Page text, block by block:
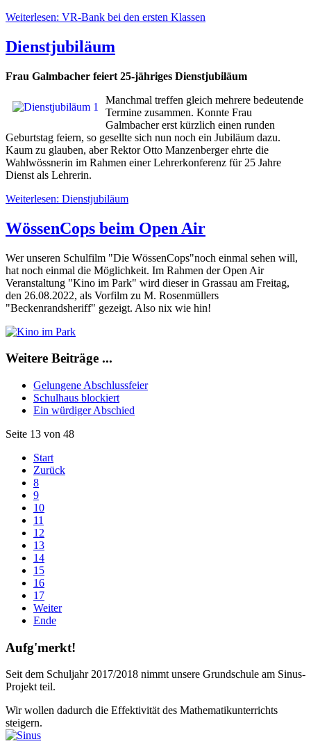
Weiterlesen: VR-Bank bei den ersten Klassen
Dienstjubiläum
Frau Galmbacher feiert 25-jähriges Dienstjubiläum
Manchmal treffen gleich mehrere bedeutende
Termine zusammen. Konnte Frau
Galmbacher erst kürzlich einen runden
Geburtstag feiern, so gesellte sich nun noch ein Jubiläum dazu.
Kaum zu glauben, aber Rektor Otto Manzenberger ehrte die
Wahlwössnerin im Rahmen einer Lehrerkonferenz für 25 Jahre
Dienst als Lehrerin.
Weiterlesen: Dienstjubiläum
WössenCops beim Open Air
Wer unseren Schulfilm "Die WössenCops"noch einmal sehen will,
hat noch einmal die Möglichkeit. Im Rahmen der Open Air
Veranstaltung "Kino im Park" wird dieser in Grassau am Freitag,
den 26.08.2022, als Vorfilm zu M. Rosenmüllers
"Beckenrandsheriff" gezeigt. Also nix wie hin!
Weitere Beiträge ...
Gelungene Abschlussfeier
Schulhaus blockiert
Ein würdiger Abschied
Seite 13 von 48
Start
Zurück
8
9
10
11
12
13
14
15
16
17
Weiter
Ende
Aufg'merkt!
Seit dem Schuljahr 2017/2018 nimmt unsere Grundschule am Sinus-
Projekt teil.
Wir wollen dadurch die Effektivität des Mathematikunterrichts
steigern.